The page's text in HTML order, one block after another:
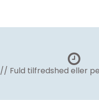
// Fuld tilfredshed eller